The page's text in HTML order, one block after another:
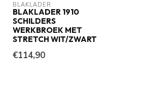
BLAKLADER
BLAKLADER 1910
SCHILDERS
WERKBROEK MET
STRETCH WIT/ZWART
€114,90